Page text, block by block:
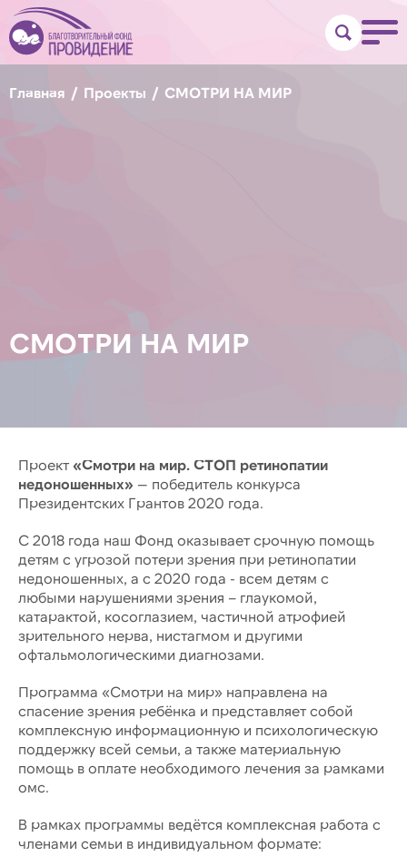
Главная Проекты СМОТРИ НА МИР
СМОТРИ НА МИР
Проект «Смотри на мир. СТОП ретинопатии
недоношенных» — победитель конкурса
Президентских Грантов 2020 года.
С 2018 года наш Фонд оказывает срочную помощь
детям с угрозой потери зрения при ретинопатии
недоношенных, а с 2020 года - всем детям с
любыми нарушениями зрения – глаукомой,
катарактой, косоглазием, частичной атрофией
зрительного нерва, нистагмом и другими
офтальмологическими диагнозами.
Программа «Смотри на мир» направлена на
спасение зрения ребёнка и представляет собой
комплексную информационную и психологическую
поддержку всей семьи, а также материальную
помощь в оплате необходимого лечения за рамками
омс.
В рамках программы ведётся комплексная работа с
членами семьи в индивидуальном формате: